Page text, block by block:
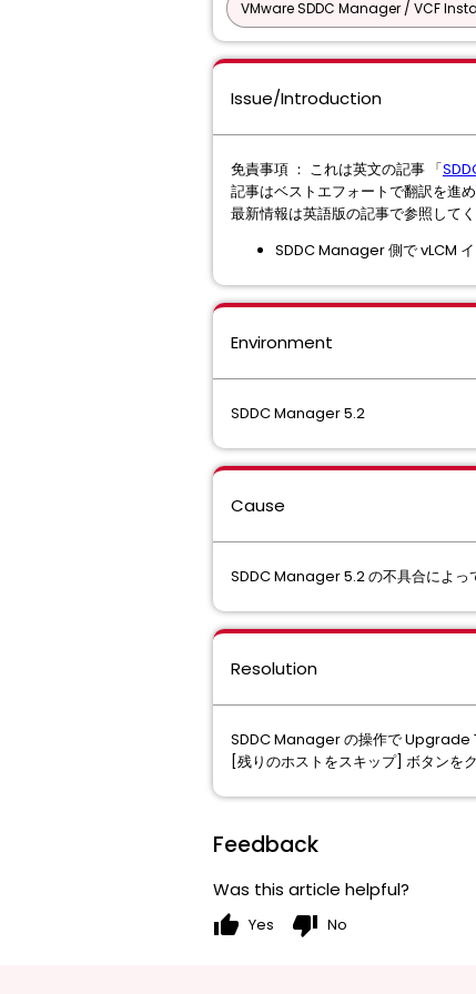
VMware SDDC Manager / VCF
Issue/Introduction
免責事項 ： これは英文の記事 「
記事はベストエフォートで翻訳を進
最新情報は英語版の記事で参照してく
SDDC Manager 側で vLCM
Environment
SDDC Manager 5.2
Cause
SDDC Manager 5.2 の不具合によっ
Resolution
SDDC Manager の操作で Upgrade
[残りのホストをスキップ] ボタンを
Feedback
Was this article helpful?
thumb_up Yes thumb_down No